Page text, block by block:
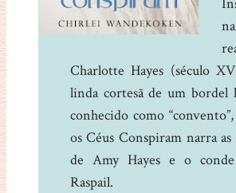
Charlotte Hayes (século
linda cortesã de um bordel
conhecido como
os Céus Conspiram narra
de Amy Hayes e o
Raspail.